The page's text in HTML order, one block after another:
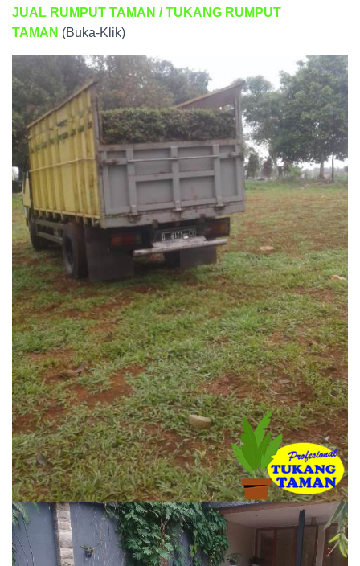
JUAL RUMPUT TAMAN / TUKANG RUMPUT
TAMAN (Buka-Klik)